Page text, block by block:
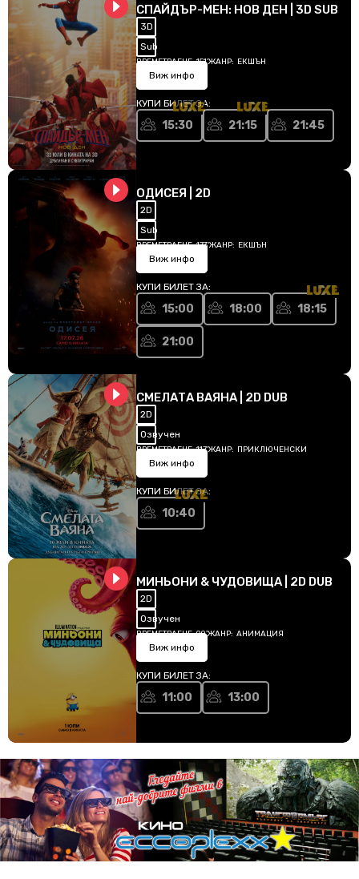
СПАЙДЪР-МЕН: НОВ ДЕН | 3D SUB
3D
Sub
ВРЕМЕТРАЕНЕ:151'ЖАНР: ЕКШЪН
Виж инфо
КУПИ БИЛЕТ ЗА:
15:30 21:15 21:45
ОДИСЕЯ | 2D
2D
Sub
ВРЕМЕТРАЕНЕ:173'ЖАНР: ЕКШЪН
Виж инфо
КУПИ БИЛЕТ ЗА:
15:00 18:00 18:15
21:00
СМЕЛАТА ВАЯНА | 2D DUB
2D
Озвучен
ВРЕМЕТРАЕНЕ:117'ЖАНР: ПРИКЛЮЧЕНСКИ
Виж инфо
КУПИ БИЛЕТ ЗА:
10:40
МИНЬОНИ & ЧУДОВИЩА | 2D DUB
2D
Озвучен
ВРЕМЕТРАЕНЕ:90'ЖАНР: АНИМАЦИЯ
Виж инфо
КУПИ БИЛЕТ ЗА:
11:00 13:00